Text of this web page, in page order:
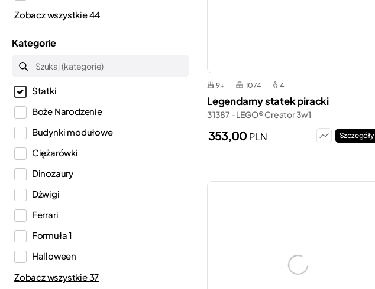
9+ 1074 4
Legendarny statek piracki
31387 - LEGO® Creator 3w1
353,00 PLN Szczegóły
Classic
Disney™
Dots
DREAMZzz™
Duplo®
Editions
Education
Fortnite®
Friends
Harry Potter™
Icons
Zobacz wszystkie 44
Kategorie
Statki
Boże Narodzenie
Budynki modułowe
Ciężarówki
Dinozaury
Dźwigi
Ferrari
Formuła 1
Halloween
Helikoptery
Zobacz wszystkie 37